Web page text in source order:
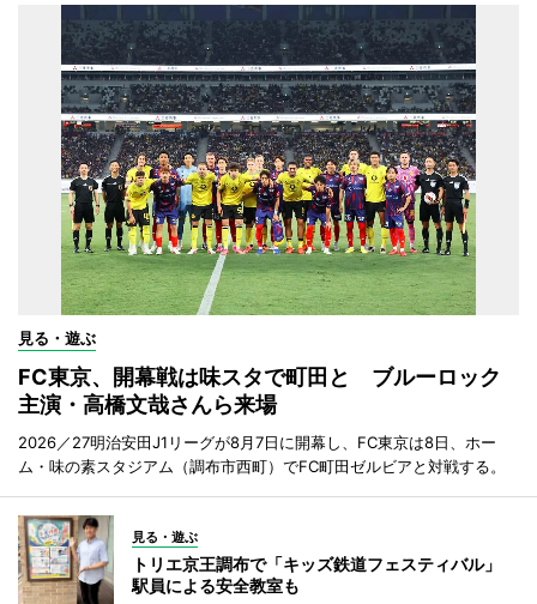
見る・遊ぶ
FC東京、開幕戦は味スタで町田と ブルーロック
主演・高橋文哉さんら来場
2026／27明治安田J1リーグが8月7日に開幕し、FC東京は8日、ホー
ム・味の素スタジアム（調布市西町）でFC町田ゼルビアと対戦する。
見る・遊ぶ
トリエ京王調布で「キッズ鉄道フェスティバル」
駅員による安全教室も